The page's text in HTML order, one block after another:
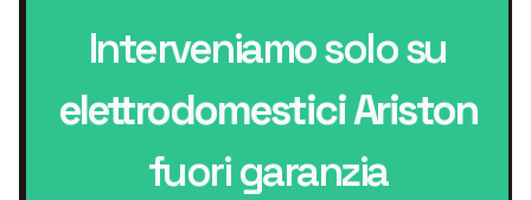
Interveniamo solo su
elettrodomestici Ariston
fuori garanzia